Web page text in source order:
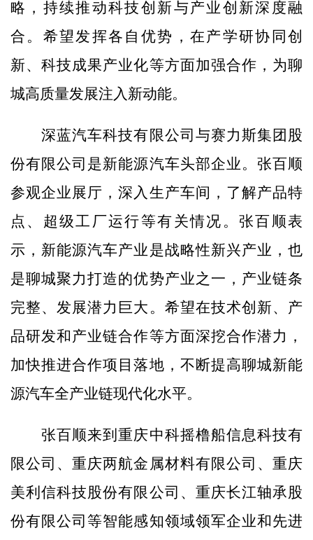
略，持续推动科技创新与产业创新深度融
合。希望发挥各自优势，在产学研协同创
新、科技成果产业化等方面加强合作，为聊
城高质量发展注入新动能。
深蓝汽车科技有限公司与赛力斯集团股
份有限公司是新能源汽车头部企业。张百顺
参观企业展厅，深入生产车间，了解产品特
点、超级工厂运行等有关情况。张百顺表
示，新能源汽车产业是战略性新兴产业，也
是聊城聚力打造的优势产业之一，产业链条
完整、发展潜力巨大。希望在技术创新、产
品研发和产业链合作等方面深挖合作潜力，
加快推进合作项目落地，不断提高聊城新能
源汽车全产业链现代化水平。
张百顺来到重庆中科摇橹船信息科技有
限公司、重庆两航金属材料有限公司、重庆
美利信科技股份有限公司、重庆长江轴承股
份有限公司等智能感知领域领军企业和先进